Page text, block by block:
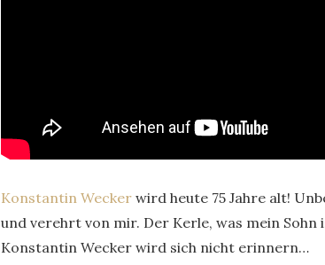
Konstantin Wecker wird heute 75 Jahre alt!
und verehrt von mir. Der Kerle, was mein
Konstantin Wecker wird sich nicht erinnern…